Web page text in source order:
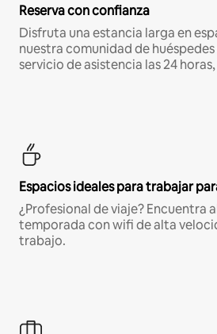
Reserva con confianza
Disfruta una estancia larga en
nuestra comunidad de
servicio de asistencia las 24
Espacios ideales para trabajar
¿Profesional de viaje? Encuentra
temporada con wifi de alta
trabajo.